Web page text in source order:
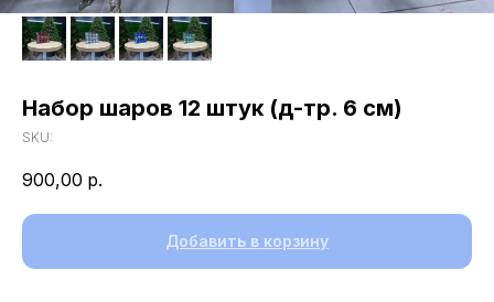
Набор шаров 12 штук (д-тр. 6 см)
SKU:
900,00 р.
Добавить в корзину